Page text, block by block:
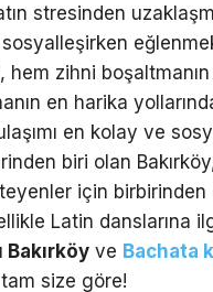
stresinden
hem zihni
en harika
en kolay ve
biri olan
için birbirinden
Latin danslarına
ve Bachata
size göre!